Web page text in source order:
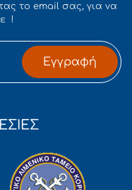
το email σας, για να
!
Εγγραφή